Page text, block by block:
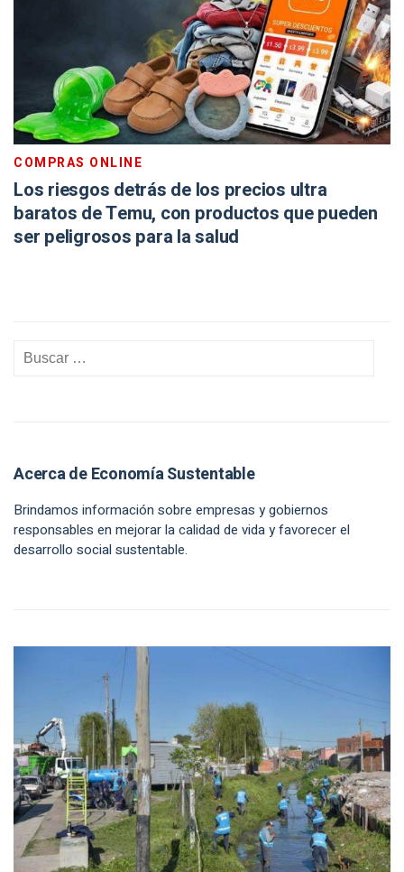
COMPRAS ONLINE
Los riesgos detrás de los precios ultra
baratos de Temu, con productos que pueden
ser peligrosos para la salud
Acerca de Economía Sustentable
Brindamos información sobre empresas y gobiernos
responsables en mejorar la calidad de vida y favorecer el
desarrollo social sustentable.